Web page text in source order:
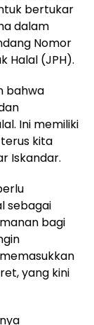
bertukar
dalam
Nomor
Halal (JPH).
bahwa
Ini memiliki
kita
Iskandar.
sebagai
bagi
yang kini